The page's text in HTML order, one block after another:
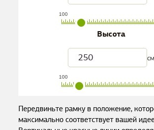
100
Высота
см
100
Передвиньте рамку в положение,
максимально соответствует вашей